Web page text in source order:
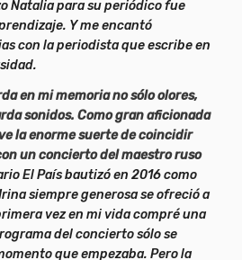
Natalia para su periódico fue
Y me encantó
con la periodista que escribe en
en mi memoria no sólo olores,
sonidos. Como gran aficionada
la enorme suerte de coincidir
un concierto del maestro ruso
El País bautizó en 2016 como
siempre generosa se ofreció a
vez en mi vida compré una
del concierto sólo se
que empezaba. Pero la